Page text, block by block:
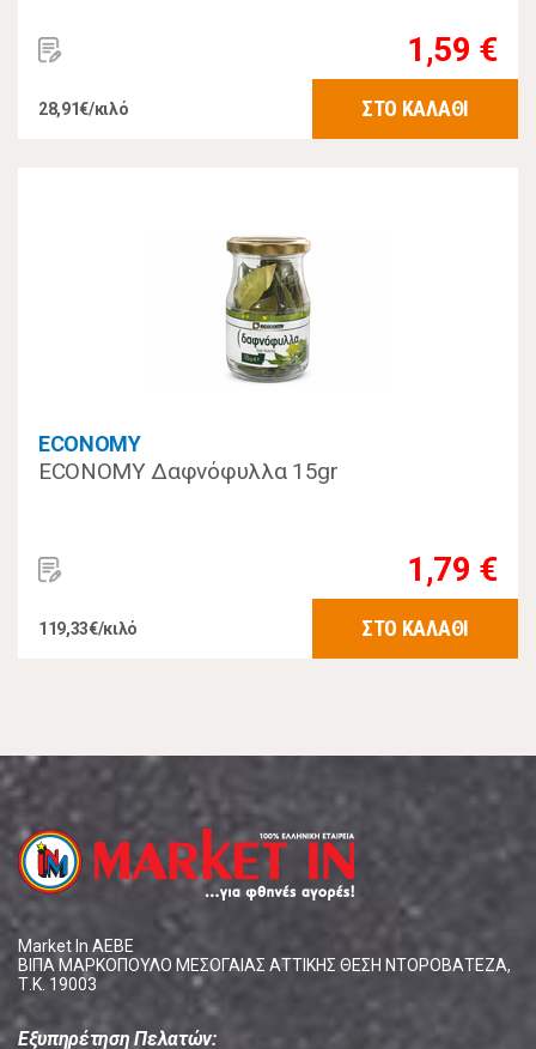
1,59 €
28,91€/κιλό ΣΤΟ ΚΑΛΑΘΙ
ECONOMY
ECONOMY Δαφνόφυλλα 15gr
1,79 €
119,33€/κιλό ΣΤΟ ΚΑΛΑΘΙ
Market In ΑΕΒΕ
ΒΙΠΑ ΜΑΡΚΟΠΟΥΛΟ ΜΕΣΟΓΑΙΑΣ ΑΤΤΙΚΗΣ ΘΕΣΗ ΝΤΟΡΟΒΑΤΕΖΑ,
Τ.Κ. 19003
Εξυπηρέτηση Πελατών: